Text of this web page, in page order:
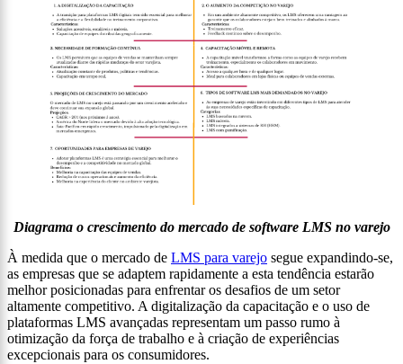
Diagrama o crescimento do mercado de software LMS no varejo
À medida que o mercado de LMS para varejo segue expandindo-se,
as empresas que se adaptem rapidamente a esta tendência estarão
melhor posicionadas para enfrentar os desafios de um setor
altamente competitivo. A digitalização da capacitação e o uso de
plataformas LMS avançadas representam um passo rumo à
otimização da força de trabalho e à criação de experiências
excepcionais para os consumidores.